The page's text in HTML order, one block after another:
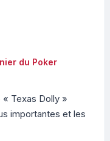
du Poker
Texas Dolly »
importantes et les